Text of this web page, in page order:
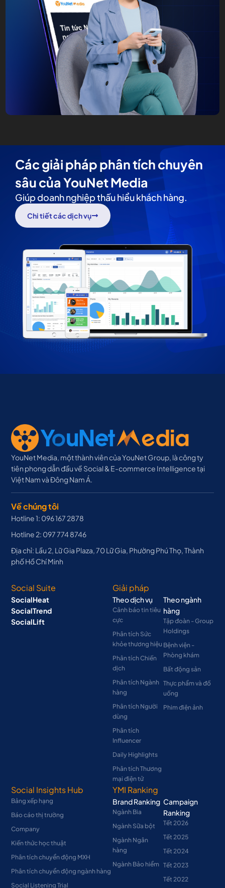
Các giải pháp phân tích chuyên
sâu của YouNet Media
Giúp doanh nghiệp thấu hiểu khách hàng.
Chi tiết các dịch vụ
YouNet Media, một thành viên của YouNet Group, là công ty
tiên phong dẫn đầu về Social & E-commerce Intelligence tại
Việt Nam và Đông Nam Á.
Về chúng tôi
Hotline 1: 096 167 2878
Hotline 2: 097 774 8746
Địa chỉ: Lầu 2, Lữ Gia Plaza, 70 Lữ Gia, Phường Phú Thọ, Thành
phố Hồ Chí Minh
Social Suite
SocialHeat
SocialTrend
SocialLift
Giải pháp
Theo dịch vụ
Cảnh báo tin tiêu
cực
Phân tích Sức
khỏe thương hiệu
Phân tích Chiến
dịch
Phân tích Ngành
hàng
Phân tích Người
dùng
Phân tích
Influencer
Daily Highlights
Phân tích Thương
mại điện tử
Theo ngành
hàng
Tập đoàn - Group
Holdings
Bệnh viện -
Phòng khám
Bất động sản
Thực phẩm và đồ
uống
Phim điện ảnh
Social Insights Hub
Bảng xếp hạng
Báo cáo thị trường
Company
Kiến thức học thuật
Phân tích chuyển động MXH
Phân tích chuyển động ngành hàng
Social Listening Trial
YMI Ranking
Brand Ranking
Ngành Bia
Ngành Sữa bột
Ngành Ngân
hàng
Ngành Bảo hiểm
Campaign
Ranking
Tết 2026
Tết 2025
Tết 2024
Tết 2023
Tết 2022